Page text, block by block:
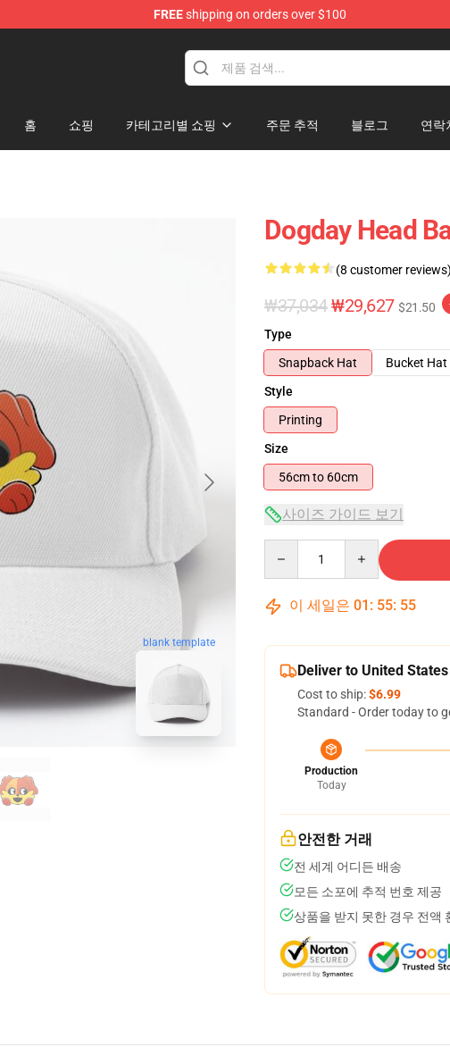
FREEshipping on orders over $100
홈 쇼핑 카테고리별 쇼핑 주문 추적 블로그 연락
blank template
Dogday Head
(8 customer
₩37,034₩29,627 $21.50
Type
Snapback Hat
Bucket Hat
Style
Printing
Size
56cm to 60cm
사이즈 가이드 보기
이 세일은 01 : 55: 54
Deliver to United States
Cost to ship:$6.99
Standard - Order today to
Production
Today
안전한 거래
전 세계 어디든 배송
모든 소포에 추적 번호 제공
상품을 받지 못한 경우 전액